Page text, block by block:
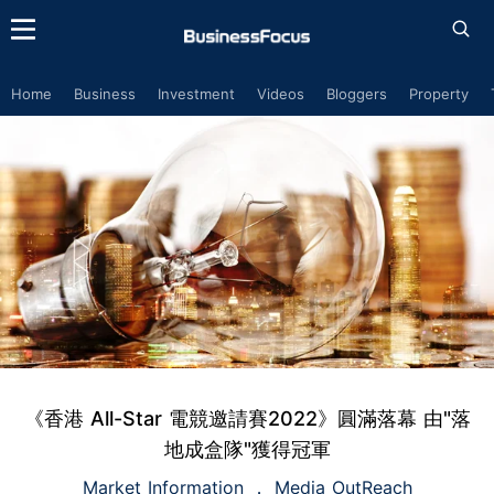
Home Business Investment Videos Bloggers Property
《香港 All-Star 電競邀請賽2022》圓滿落幕 由"落
地成盒隊"獲得冠軍
Market Information Media OutReach